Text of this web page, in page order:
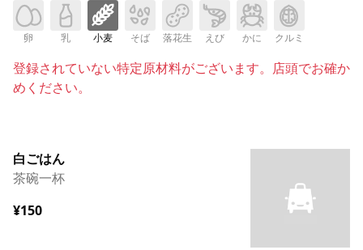
卵 乳 小麦 そば 落花生 えび かに クルミ
登録されていない特定原材料がございます。店頭でお確か
めください。
白ごはん
茶碗一杯
¥150